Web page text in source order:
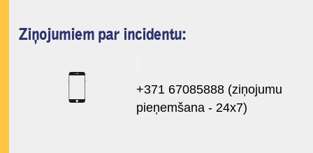
Ziņojumiem par incidentu:
+371 67085888 (ziņojumu
pieņemšana - 24x7)